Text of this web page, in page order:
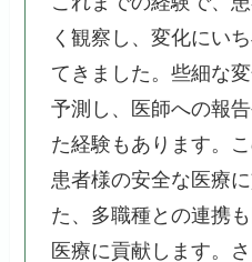
く観察し、変化にい
てきました。些細な
予測し、医師への報
た経験もあります。
患者様の安全な医療
た、多職種との連携
医療に貢献します。